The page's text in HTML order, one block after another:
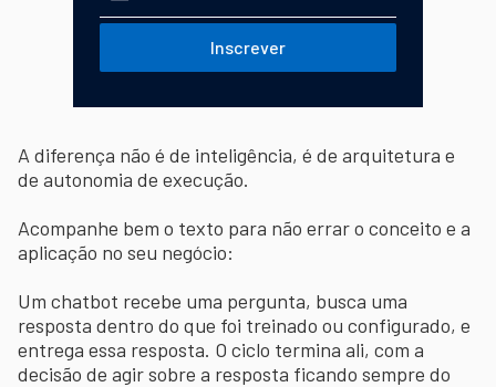
Inscrever
A diferença não é de inteligência, é de arquitetura e
de autonomia de execução.
Acompanhe bem o texto para não errar o conceito e a
aplicação no seu negócio:
Um chatbot recebe uma pergunta, busca uma
resposta dentro do que foi treinado ou configurado, e
entrega essa resposta. O ciclo termina ali, com a
decisão de agir sobre a resposta ficando sempre do